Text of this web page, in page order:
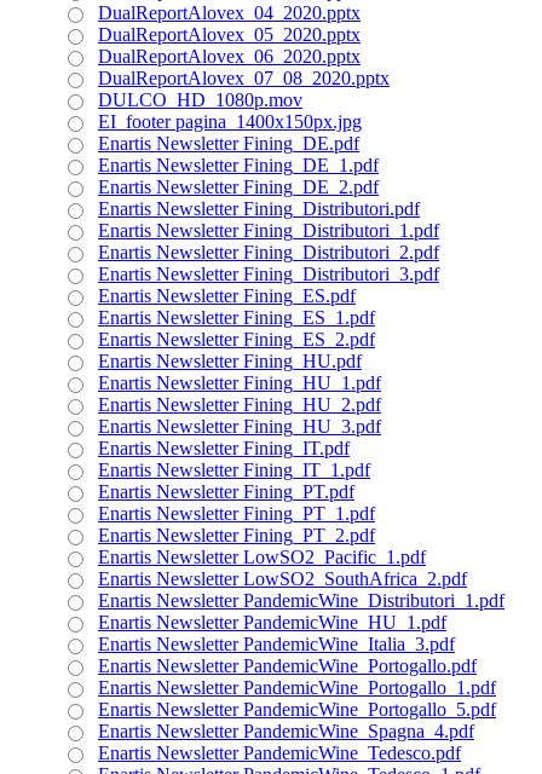
DualReportAlovex_04_2020.pptx
DualReportAlovex_05_2020.pptx
DualReportAlovex_06_2020.pptx
DualReportAlovex_07_08_2020.pptx
DULCO_HD_1080p.mov
EI_footer pagina_1400x150px.jpg
Enartis Newsletter Fining_DE.pdf
Enartis Newsletter Fining_DE_1.pdf
Enartis Newsletter Fining_DE_2.pdf
Enartis Newsletter Fining_Distributori.pdf
Enartis Newsletter Fining_Distributori_1.pdf
Enartis Newsletter Fining_Distributori_2.pdf
Enartis Newsletter Fining_Distributori_3.pdf
Enartis Newsletter Fining_ES.pdf
Enartis Newsletter Fining_ES_1.pdf
Enartis Newsletter Fining_ES_2.pdf
Enartis Newsletter Fining_HU.pdf
Enartis Newsletter Fining_HU_1.pdf
Enartis Newsletter Fining_HU_2.pdf
Enartis Newsletter Fining_HU_3.pdf
Enartis Newsletter Fining_IT.pdf
Enartis Newsletter Fining_IT_1.pdf
Enartis Newsletter Fining_PT.pdf
Enartis Newsletter Fining_PT_1.pdf
Enartis Newsletter Fining_PT_2.pdf
Enartis Newsletter LowSO2_Pacific_1.pdf
Enartis Newsletter LowSO2_SouthAfrica_2.pdf
Enartis Newsletter PandemicWine_Distributori_1.pdf
Enartis Newsletter PandemicWine_HU_1.pdf
Enartis Newsletter PandemicWine_Italia_3.pdf
Enartis Newsletter PandemicWine_Portogallo.pdf
Enartis Newsletter PandemicWine_Portogallo_1.pdf
Enartis Newsletter PandemicWine_Portogallo_5.pdf
Enartis Newsletter PandemicWine_Spagna_4.pdf
Enartis Newsletter PandemicWine_Tedesco.pdf